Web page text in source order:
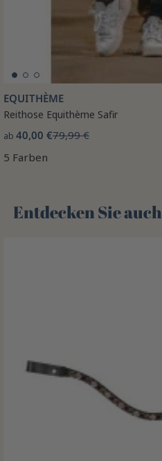
EQUITHÈME
Reithose Equithème Safir
ab 40,00 €79,99 €
5 Farben
Entdecken Sie auch